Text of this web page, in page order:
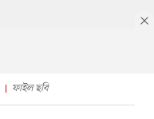
ফাইল ছবি